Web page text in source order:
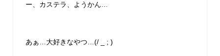
ー、カステラ、ようかん…
あぁ…大好きなやつ…(/ _ ; )